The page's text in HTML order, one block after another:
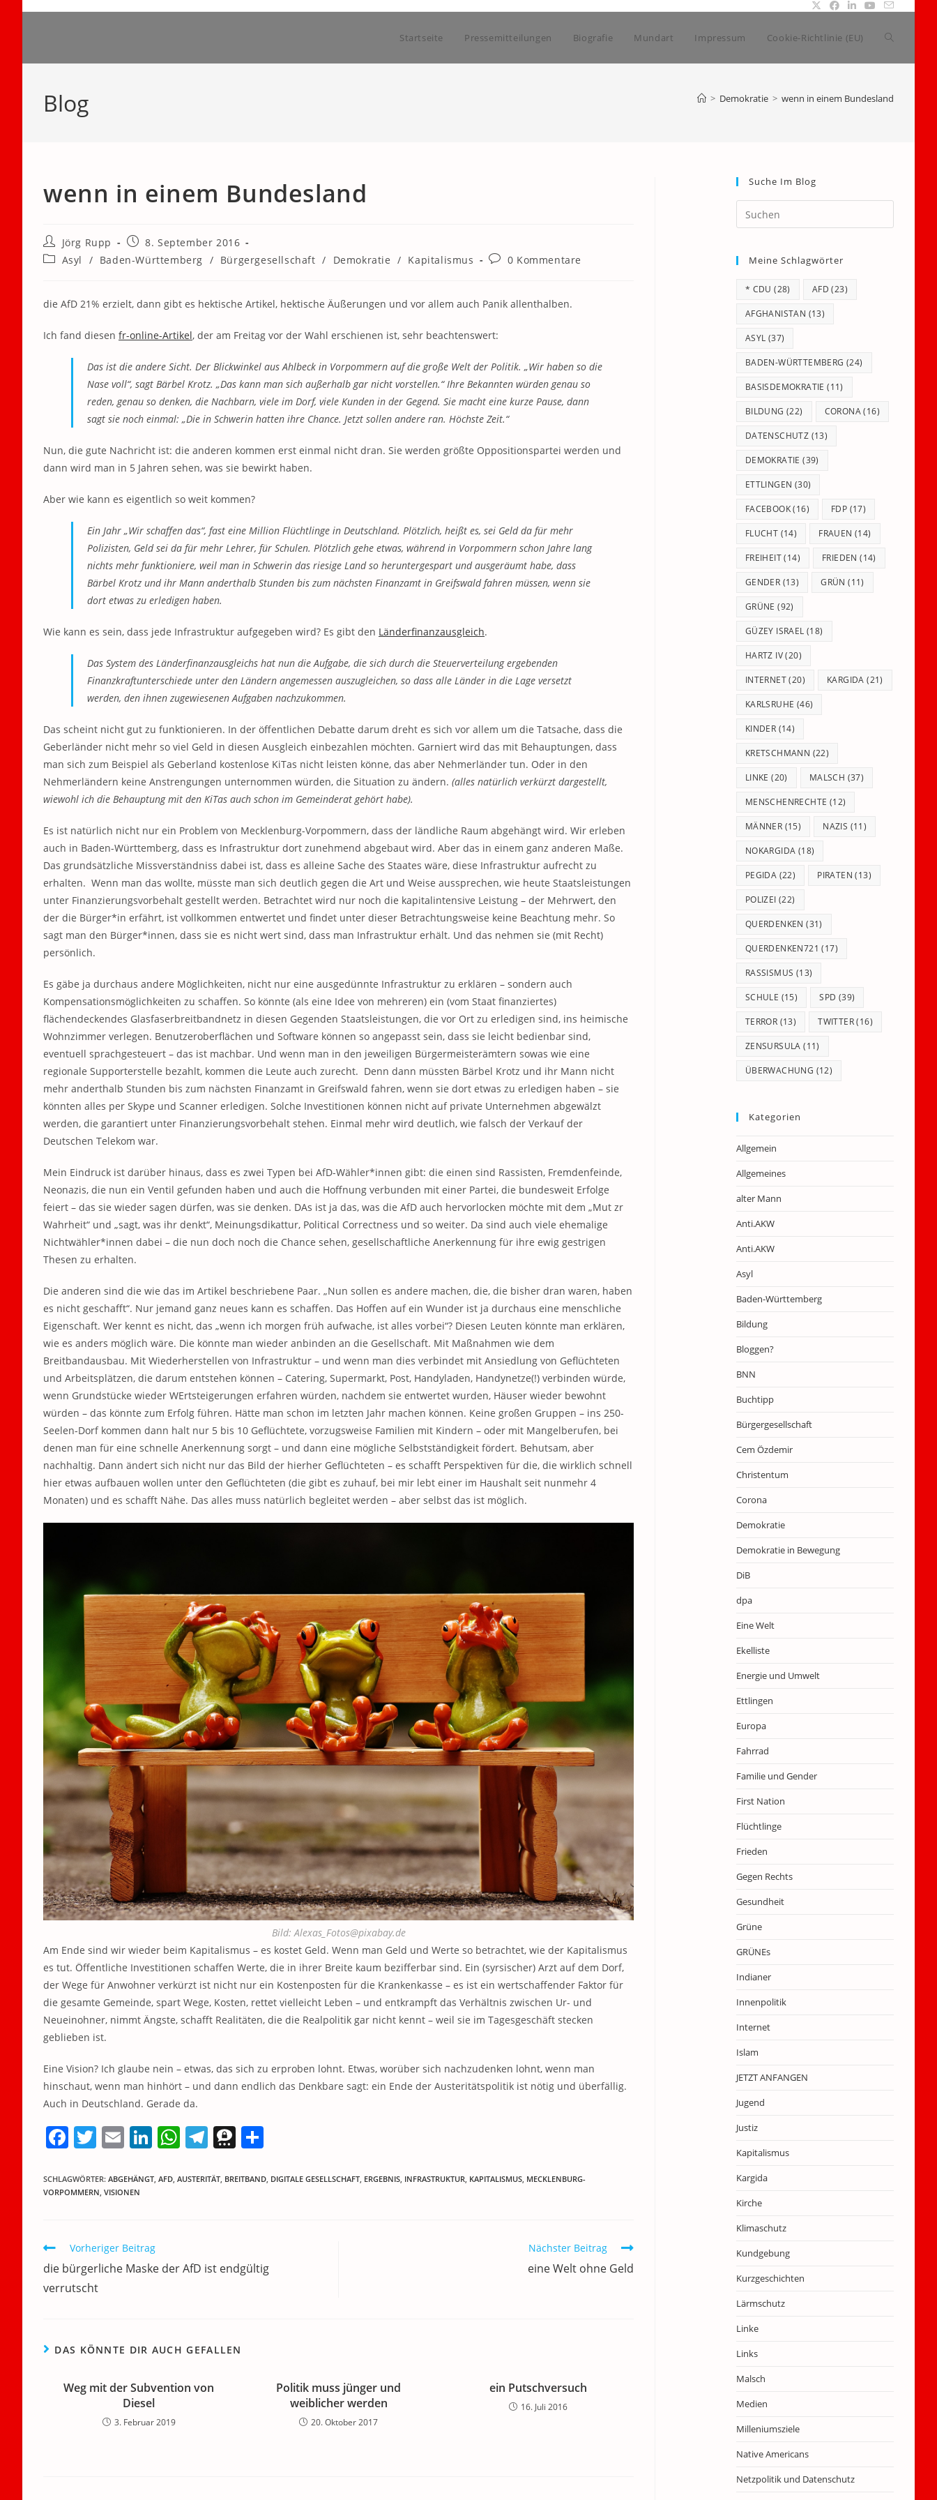
Startseite Pressemitteilungen Biografie Mundart Impressum Cookie-Richtlinie (EU) Website-
Blog > Demokratie > wenn in einem Bundesland
wenn in einem Bundesland
Beitrags-
Autor:
Jörg Rupp
Beitrag
veröffentlicht:
8. September 2016
Beitrags-
Asyl / Baden-Württemberg / Bürgergesellschaft / Demokratie / Kapitalismus
Beitrags-
0 Kommentare
die AfD 21% erzielt, dann gibt es hektische Artikel, hektische Äußerungen und vor allem auch Panik allenthalben.
Ich fand diesen fr-online-Artikel, der am Freitag vor der Wahl erschienen ist, sehr beachtenswert:
Das ist die andere Sicht. Der Blickwinkel aus Ahlbeck in Vorpommern auf die große Welt der Politik. „Wir haben so die
Nase voll“, sagt Bärbel Krotz. „Das kann man sich außerhalb gar nicht vorstellen.“ Ihre Bekannten würden genau so
reden, genau so denken, die Nachbarn, viele im Dorf, viele Kunden in der Gegend. Sie macht eine kurze Pause, dann
sagt sie noch einmal: „Die in Schwerin hatten ihre Chance. Jetzt sollen andere ran. Höchste Zeit.“
Nun, die gute Nachricht ist: die anderen kommen erst einmal nicht dran. Sie werden größte Oppositionspartei werden und
dann wird man in 5 Jahren sehen, was sie bewirkt haben.
Aber wie kann es eigentlich so weit kommen?
Ein Jahr „Wir schaffen das“, fast eine Million Flüchtlinge in Deutschland. Plötzlich, heißt es, sei Geld da für mehr
Polizisten, Geld sei da für mehr Lehrer, für Schulen. Plötzlich gehe etwas, während in Vorpommern schon Jahre lang
nichts mehr funktioniere, weil man in Schwerin das riesige Land so heruntergespart und ausgeräumt habe, dass
Bärbel Krotz und ihr Mann anderthalb Stunden bis zum nächsten Finanzamt in Greifswald fahren müssen, wenn sie
dort etwas zu erledigen haben.
Wie kann es sein, dass jede Infrastruktur aufgegeben wird? Es gibt den Länderfinanzausgleich.
Das System des Länderfinanzausgleichs hat nun die Aufgabe, die sich durch die Steuerverteilung ergebenden
Finanzkraftunterschiede unter den Ländern angemessen auszugleichen, so dass alle Länder in die Lage versetzt
werden, den ihnen zugewiesenen Aufgaben nachzukommen.
Das scheint nicht gut zu funktionieren. In der öffentlichen Debatte darum dreht es sich vor allem um die Tatsache, dass die
Geberländer nicht mehr so viel Geld in diesen Ausgleich einbezahlen möchten. Garniert wird das mit Behauptungen, dass
man sich zum Beispiel als Geberland kostenlose KiTas nicht leisten könne, das aber Nehmerländer tun. Oder in den
Nehmerländern keine Anstrengungen unternommen würden, die Situation zu ändern. (alles natürlich verkürzt dargestellt,
wiewohl ich die Behauptung mit den KiTas auch schon im Gemeinderat gehört habe).
Es ist natürlich nicht nur ein Problem von Mecklenburg-Vorpommern, dass der ländliche Raum abgehängt wird. Wir erleben
auch in Baden-Württemberg, dass es Infrastruktur dort zunehmend abgebaut wird. Aber das in einem ganz anderen Maße.
Das grundsätzliche Missverständniss dabei ist, dass es alleine Sache des Staates wäre, diese Infrastruktur aufrecht zu
erhalten. Wenn man das wollte, müsste man sich deutlich gegen die Art und Weise aussprechen, wie heute Staatsleistungen
unter Finanzierungsvorbehalt gestellt werden. Betrachtet wird nur noch die kapitalintensive Leistung – der Mehrwert, den
der die Bürger*in erfährt, ist vollkommen entwertet und findet unter dieser Betrachtungsweise keine Beachtung mehr. So
sagt man den Bürger*innen, dass sie es nicht wert sind, dass man Infrastruktur erhält. Und das nehmen sie (mit Recht)
persönlich.
Es gäbe ja durchaus andere Möglichkeiten, nicht nur eine ausgedünnte Infrastruktur zu erklären – sondern auch
Kompensationsmöglichkeiten zu schaffen. So könnte (als eine Idee von mehreren) ein (vom Staat finanziertes)
flächendeckendes Glasfaserbreitbandnetz in diesen Gegenden Staatsleistungen, die vor Ort zu erledigen sind, ins heimische
Wohnzimmer verlegen. Benutzeroberflächen und Software können so angepasst sein, dass sie leicht bedienbar sind,
eventuell sprachgesteuert – das ist machbar. Und wenn man in den jeweiligen Bürgermeisterämtern sowas wie eine
regionale Supporterstelle bezahlt, kommen die Leute auch zurecht. Denn dann müssten Bärbel Krotz und ihr Mann nicht
mehr anderthalb Stunden bis zum nächsten Finanzamt in Greifswald fahren, wenn sie dort etwas zu erledigen haben – sie
könnten alles per Skype und Scanner erledigen. Solche Investitionen können nicht auf private Unternehmen abgewälzt
werden, die garantiert unter Finanzierungsvorbehalt stehen. Einmal mehr wird deutlich, wie falsch der Verkauf der
Deutschen Telekom war.
Mein Eindruck ist darüber hinaus, dass es zwei Typen bei AfD-Wähler*innen gibt: die einen sind Rassisten, Fremdenfeinde,
Neonazis, die nun ein Ventil gefunden haben und auch die Hoffnung verbunden mit einer Partei, die bundesweit Erfolge
feiert – das sie wieder sagen dürfen, was sie denken. DAs ist ja das, was die AfD auch hervorlocken möchte mit dem „Mut zr
Wahrheit“ und „sagt, was ihr denkt“, Meinungsdikattur, Political Correctness und so weiter. Da sind auch viele ehemalige
Nichtwähler*innen dabei – die nun doch noch die Chance sehen, gesellschaftliche Anerkennung für ihre ewig gestrigen
Thesen zu erhalten.
Die anderen sind die wie das im Artikel beschriebene Paar. „Nun sollen es andere machen, die, die bisher dran waren, haben
es nicht geschafft“. Nur jemand ganz neues kann es schaffen. Das Hoffen auf ein Wunder ist ja durchaus eine menschliche
Eigenschaft. Wer kennt es nicht, das „wenn ich morgen früh aufwache, ist alles vorbei“? Diesen Leuten könnte man erklären,
wie es anders möglich wäre. Die könnte man wieder anbinden an die Gesellschaft. Mit Maßnahmen wie dem
Breitbandausbau. Mit Wiederherstellen von Infrastruktur – und wenn man dies verbindet mit Ansiedlung von Geflüchteten
und Arbeitsplätzen, die darum entstehen können – Catering, Supermarkt, Post, Handyladen, Handynetze(!) verbinden würde,
wenn Grundstücke wieder WErtsteigerungen erfahren würden, nachdem sie entwertet wurden, Häuser wieder bewohnt
würden – das könnte zum Erfolg führen. Hätte man schon im letzten Jahr machen können. Keine großen Gruppen – ins 250-
Seelen-Dorf kommen dann halt nur 5 bis 10 Geflüchtete, vorzugsweise Familien mit Kindern – oder mit Mangelberufen, bei
denen man für eine schnelle Anerkennung sorgt – und dann eine mögliche Selbstständigkeit fördert. Behutsam, aber
nachhaltig. Dann ändert sich nicht nur das Bild der hierher Geflüchteten – es schafft Perspektiven für die, die wirklich schnell
hier etwas aufbauen wollen unter den Geflüchteten (die gibt es zuhauf, bei mir lebt einer im Haushalt seit nunmehr 4
Monaten) und es schafft Nähe. Das alles muss natürlich begleitet werden – aber selbst das ist möglich.
Bild: Alexas_Fotos@pixabay.de
Am Ende sind wir wieder beim Kapitalismus – es kostet Geld. Wenn man Geld und Werte so betrachtet, wie der Kapitalismus
es tut. Öffentliche Investitionen schaffen Werte, die in ihrer Breite kaum bezifferbar sind. Ein (syrsischer) Arzt auf dem Dorf,
der Wege für Anwohner verkürzt ist nicht nur ein Kostenposten für die Krankenkasse – es ist ein wertschaffender Faktor für
die gesamte Gemeinde, spart Wege, Kosten, rettet vielleicht Leben – und entkrampft das Verhältnis zwischen Ur- und
Neueinohner, nimmt Ängste, schafft Realitäten, die die Realpolitik gar nicht kennt – weil sie im Tagesgeschäft stecken
geblieben ist.
Eine Vision? Ich glaube nein – etwas, das sich zu erproben lohnt. Etwas, worüber sich nachzudenken lohnt, wenn man
hinschaut, wenn man hinhört – und dann endlich das Denkbare sagt: ein Ende der Austeritätspolitik ist nötig und überfällig.
Auch in Deutschland. Gerade da.
F
c
e
o
o
k
T
itt
er
E
ai
l
Li
k
n
W
at
p
T
e
T
re le
SCHLAGWÖRTER: ABGEHÄNGT, AFD, AUSTERITÄT, BREITBAND, DIGITALE GESELLSCHAFT, ERGEBNIS, INFRASTRUKTUR, KAPITALISMUS, MECKLENBURG-
VORPOMMERN, VISIONEN
Weitere
Artikel
ansehen
Vorheriger Beitrag
die bürgerliche Maske der AfD ist endgültig
verrutscht
Nächster Beitrag
eine Welt ohne Geld
DAS KÖNNTE DIR AUCH GEFALLEN
Weg mit der Subvention von
Diesel
3. Februar 2019
Politik muss jünger und
weiblicher werden
20. Oktober 2017
ein Putschversuch
16. Juli 2016
Suche Im Blog
Escape
Meine Schlagwörter
* CDU (28) AFD (23)
AFGHANISTAN (13)
ASYL (37)
BADEN-WÜRTTEMBERG (24)
BASISDEMOKRATIE (11)
BILDUNG (22) CORONA(16)
DATENSCHUTZ (13)
DEMOKRATIE (39)
ETTLINGEN (30)
FACEBOOK(16) FDP (17)
FLUCHT (14) FRAUEN (14)
FREIHEIT(14) FRIEDEN (14)
GENDER (13) GRÜN (11)
GRÜNE (92)
GÜZEY ISRAEL (18)
HARTZ IV(20)
INTERNET(20) KARGIDA (21)
KARLSRUHE (46)
KINDER (14)
KRETSCHMANN (22)
LINKE (20) MALSCH (37)
MENSCHENRECHTE (12)
MÄNNER (15) NAZIS (11)
NOKARGIDA (18)
PEGIDA (22) PIRATEN (13)
POLIZEI (22)
QUERDENKEN (31)
QUERDENKEN721 (17)
RASSISMUS (13)
SCHULE (15) SPD (39)
TERROR (13) TWITTER(16)
ZENSURSULA (11)
ÜBERWACHUNG (12)
Kategorien
Allgemein
Allgemeines
alter Mann
Anti.AKW
Anti.AKW
Asyl
Baden-Württemberg
Bildung
Bloggen?
BNN
Buchtipp
Bürgergesellschaft
Cem Özdemir
Christentum
Corona
Demokratie
Demokratie in Bewegung
DiB
dpa
Eine Welt
Ekelliste
Energie und Umwelt
Ettlingen
Europa
Fahrrad
Familie und Gender
First Nation
Flüchtlinge
Frieden
Gegen Rechts
Gesundheit
Grüne
GRÜNEs
Indianer
Innenpolitik
Internet
Islam
JETZT ANFANGEN
Jugend
Justiz
Kapitalismus
Kargida
Kirche
Klimaschutz
Kundgebung
Kurzgeschichten
Lärmschutz
Linke
Links
Malsch
Medien
Milleniumsziele
Native Americans
Netzpolitik und Datenschutz